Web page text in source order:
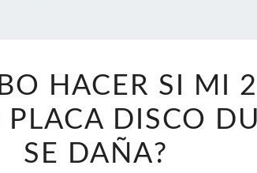
DEBO
HACER
MI
HACER SI MI
DISCO
SE DAÑA?